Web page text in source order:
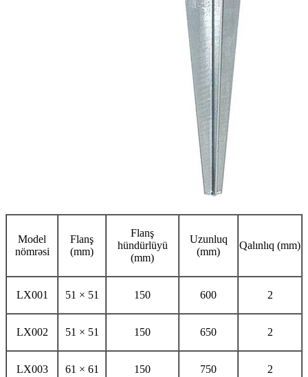
Model
nömrəsi
Flanş
(mm)
Flanş
hündürlüyü
(mm)
Uzunluq
(mm)
Qalınlıq (mm)
LX001 51 × 51 150 600 2
LX002 51 × 51 150 650 2
LX003 61 × 61 150 750 2